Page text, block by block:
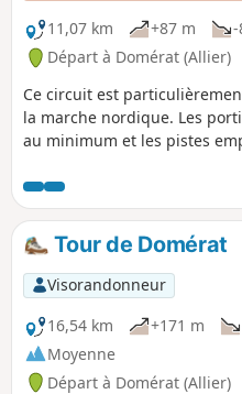
11,07 km
+87 m -
Départ à Domérat (Allier)
Ce circuit est
la marche nordique. Les
au minimum et les pistes
de l'exercice tout à fait
randonnée est praticable
convient bien évidemment
Tour de Domérat
Visorandonneur
16,54 km
+171 m
Moyenne
Départ à Domérat (Allier)